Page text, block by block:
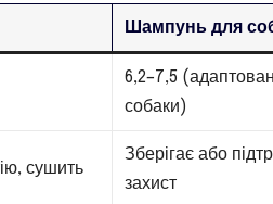
Шампунь для
6,2–7,5
собаки)
сушить
Зберігає або
захист